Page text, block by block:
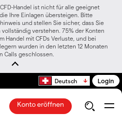
Handel ist nicht für alle geeignet
Ihre Einlagen übersteigen. Bitte
und stellen Sie sicher, dass Sie
verstehen. 75% der Konten
Handel mit CFDs Verluste, und bei
wurden in den letzten 12 Monaten
Calls geschlossen.
Deutsch Login
Konto eröffnen